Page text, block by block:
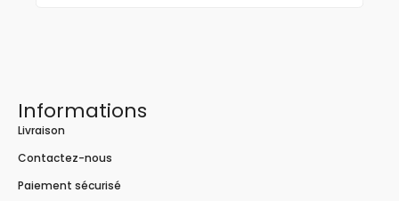
Informations
Livraison
Contactez-nous
Paiement sécurisé